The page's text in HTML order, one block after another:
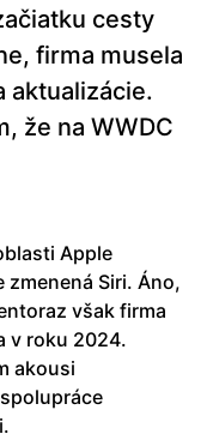
cesty
firma musela
aktualizácie.
že na WWDC
Apple
Siri. Áno,
však firma
v roku 2024.
akousi